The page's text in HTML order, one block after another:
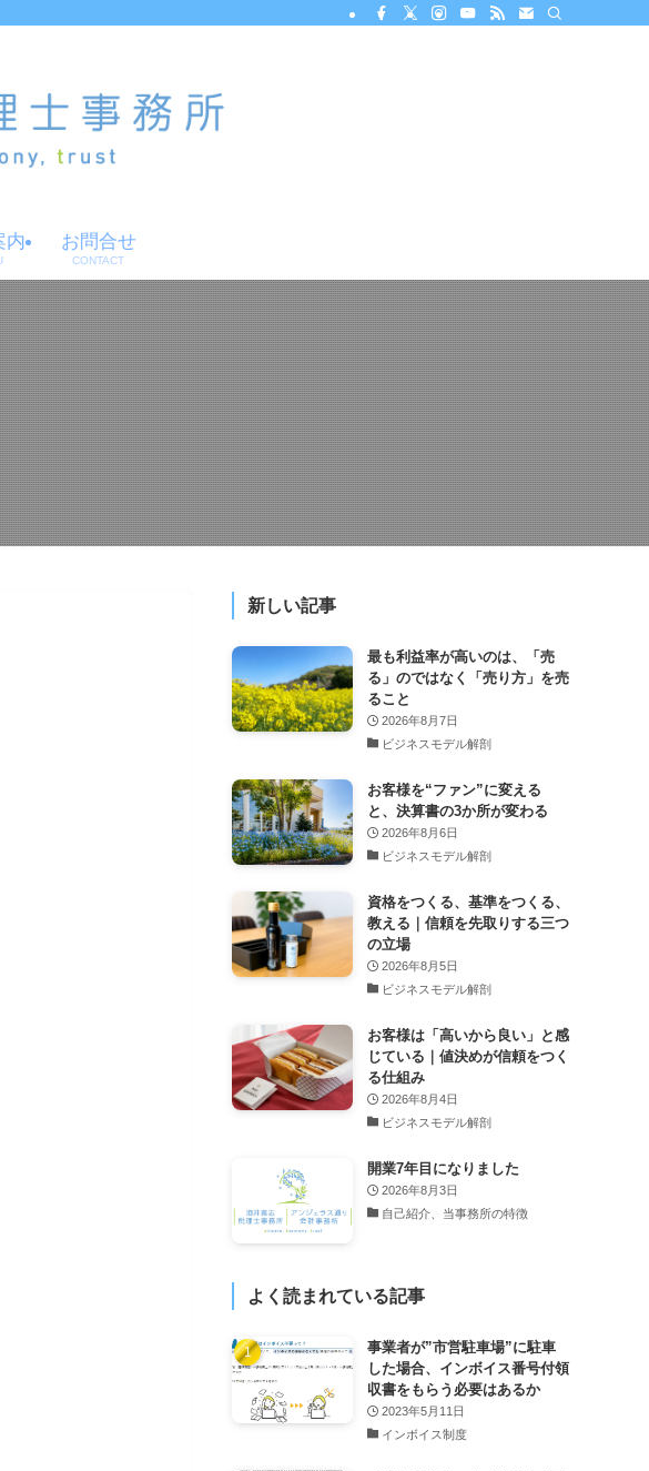
内 お問合せ
CONTACT
新しい記事
最も利益率が高いのは、「売
る」のではなく「売り方」を売
ること
2026年8月7日
ビジネスモデル解剖
お客様を“ファン”に変える
と、決算書の3か所が変わる
2026年8月6日
ビジネスモデル解剖
資格をつくる、基準をつくる、
教える｜信頼を先取りする三つ
の立場
2026年8月5日
ビジネスモデル解剖
お客様は「高いから良い」と感
じている｜値決めが信頼をつく
る仕組み
2026年8月4日
ビジネスモデル解剖
開業7年目になりました
2026年8月3日
自己紹介、当事務所の特徴
よく読まれている記事
事業者が”市営駐車場”に駐車
した場合、インボイス番号付領
収書をもらう必要はあるか
2023年5月11日
インボイス制度